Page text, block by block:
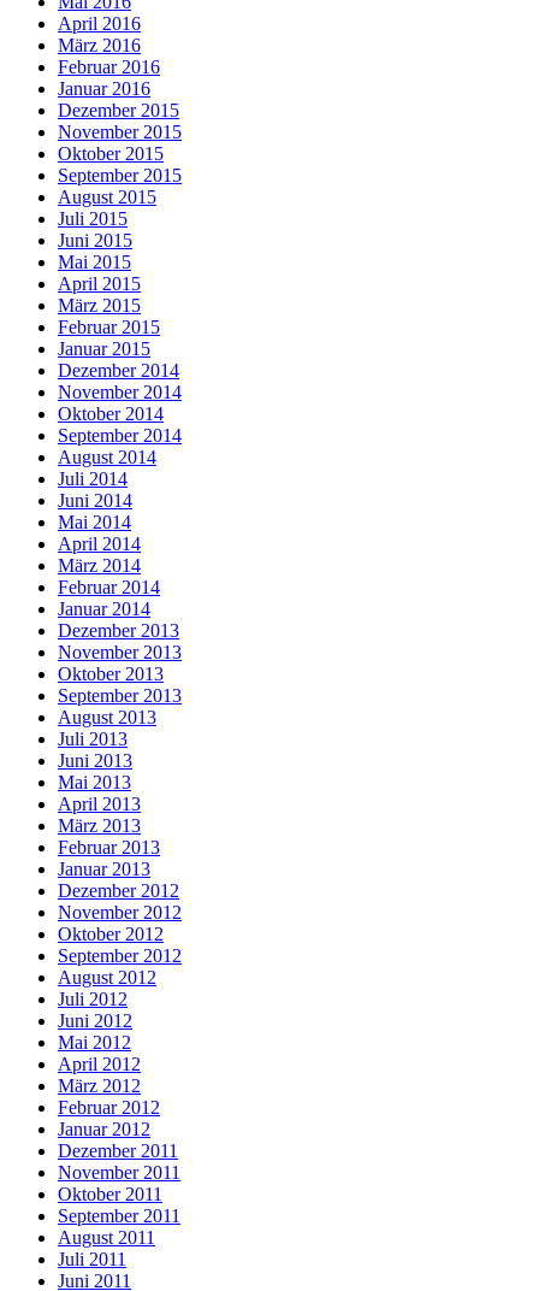
April 2016
März 2016
Februar 2016
Januar 2016
Dezember 2015
November 2015
Oktober 2015
September 2015
August 2015
Juli 2015
Juni 2015
Mai 2015
April 2015
März 2015
Februar 2015
Januar 2015
Dezember 2014
November 2014
Oktober 2014
September 2014
August 2014
Juli 2014
Juni 2014
Mai 2014
April 2014
März 2014
Februar 2014
Januar 2014
Dezember 2013
November 2013
Oktober 2013
September 2013
August 2013
Juli 2013
Juni 2013
Mai 2013
April 2013
März 2013
Februar 2013
Januar 2013
Dezember 2012
November 2012
Oktober 2012
September 2012
August 2012
Juli 2012
Juni 2012
Mai 2012
April 2012
März 2012
Februar 2012
Januar 2012
Dezember 2011
November 2011
Oktober 2011
September 2011
August 2011
Juli 2011
Juni 2011